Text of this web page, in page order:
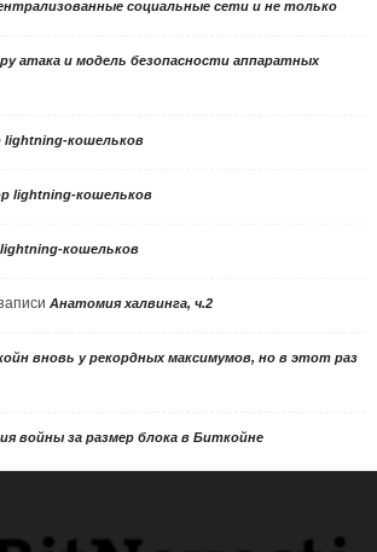
социальные сети и не только
атака и модель безопасности аппаратных
lightning-кошельков
lightning-кошельков
кошельков
Анатомия халвинга, ч.2
вновь у рекордных максимумов, но в этот раз
войны за размер блока в Биткойне